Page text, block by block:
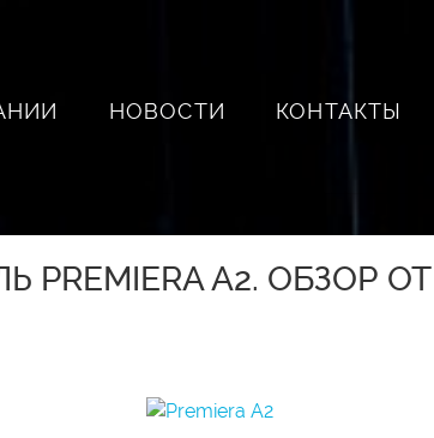
НОВОСТИ КОНТАКТЫ
PREMIERA A2. ОБЗОР